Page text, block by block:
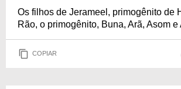
Os filhos de Jerameel, primogênito de
Rão, o primogênito, Buna, Arã, Asom e
COPIAR